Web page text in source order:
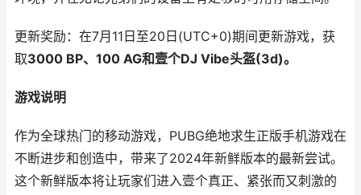
更新奖励：在7月11日至20日(UTC+0)期间更新游戏，获
取3000 BP、100 AG和壹个DJ Vibe头盔(3d)。
游戏说明
作为全球热门的移动游戏，PUBG绝地求生正版手机游戏在
不断进步和创造中，带来了2024年新鲜版本的最新尝试。
这个新鲜版本将让玩家们进入壹个真正、紧张而又刺激的